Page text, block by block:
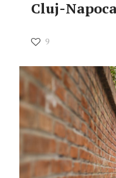
Cluj-
9